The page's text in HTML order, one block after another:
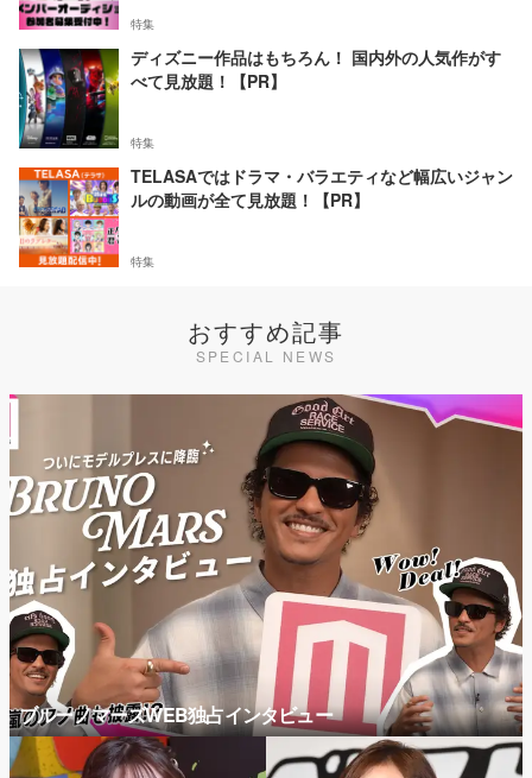
特集
ディズニー作品はもちろん！ 国内外の人気作がす
べて見放題！【PR】
特集
TELASAではドラマ・バラエティなど幅広いジャン
ルの動画が全て見放題！【PR】
特集
おすすめ記事
SPECIAL NEWS
ブルーノマーズWEB独占インタビュー